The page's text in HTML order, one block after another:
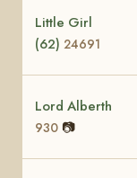
Little Girl
(62) 24691
Lord Alberth
930 📷